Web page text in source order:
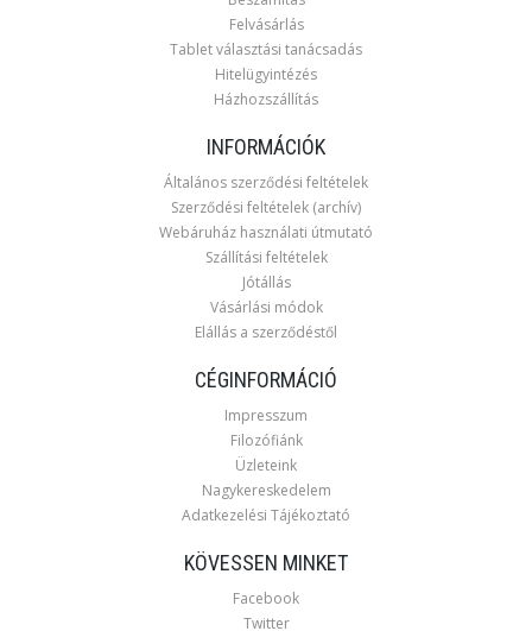
Felvásárlás
Tablet választási tanácsadás
Hitelügyintézés
Házhozszállítás
INFORMÁCIÓK
Általános szerződési feltételek
Szerződési feltételek (archív)
Webáruház használati útmutató
Szállítási feltételek
Jótállás
Vásárlási módok
Elállás a szerződéstől
CÉGINFORMÁCIÓ
Impresszum
Filozófiánk
Üzleteink
Nagykereskedelem
Adatkezelési Tájékoztató
KÖVESSEN MINKET
Facebook
Twitter